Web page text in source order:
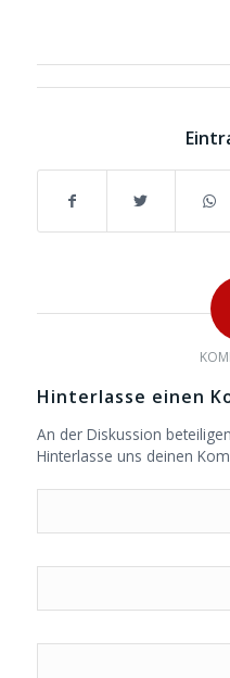
Hinterlasse einen
An der Diskussion
Hinterlasse uns deinen